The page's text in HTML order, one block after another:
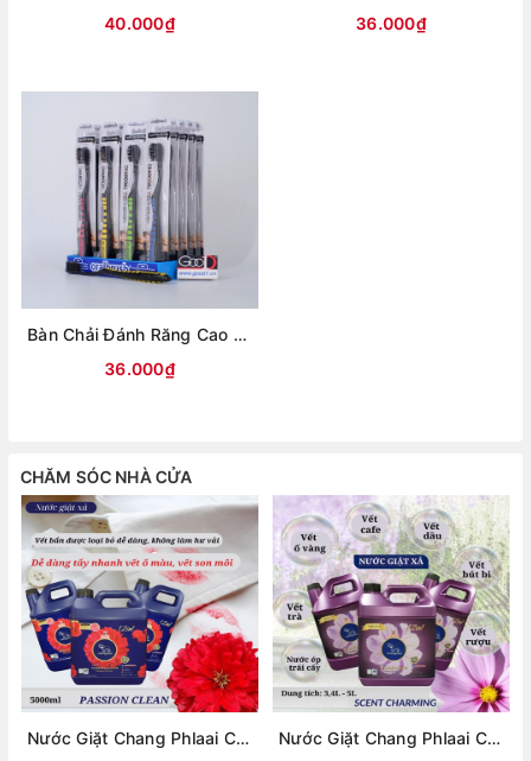
40.000₫
36.000₫
Bàn Chải Đánh Răng Cao Cấp Hàn Quốc Charcoal Soft and Slim Bristles
36.000₫
CHĂM SÓC NHÀ CỬA
Nước Giặt Chang Phlaai Can 3,4 Lít Đậm Đặc Lưu Hương Lâu
Nước Giặt Chang Phlaai Can 5 Lít Đậm Đặc Lưu Hương Lâu Siêu Tiết Kiệm